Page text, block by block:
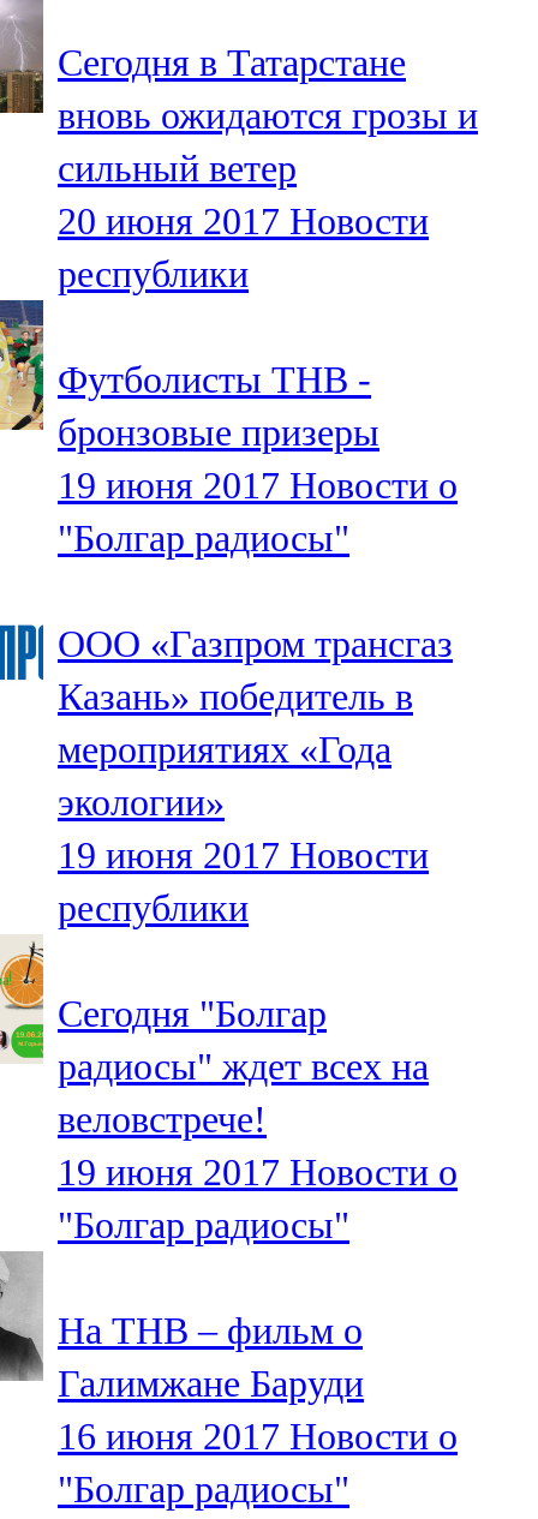
Сегодня в Татарстане
вновь ожидаются грозы и
сильный ветер
20 июня 2017 Новости
республики
Футболисты ТНВ -
бронзовые призеры
19 июня 2017 Новости о
"Болгар радиосы"
ООО «Газпром трансгаз
Казань» победитель в
мероприятиях «Года
экологии»
19 июня 2017 Новости
республики
Сегодня "Болгар
радиосы" ждет всех на
веловстрече!
19 июня 2017 Новости о
"Болгар радиосы"
На ТНВ – фильм о
Галимжане Баруди
16 июня 2017 Новости о
"Болгар радиосы"